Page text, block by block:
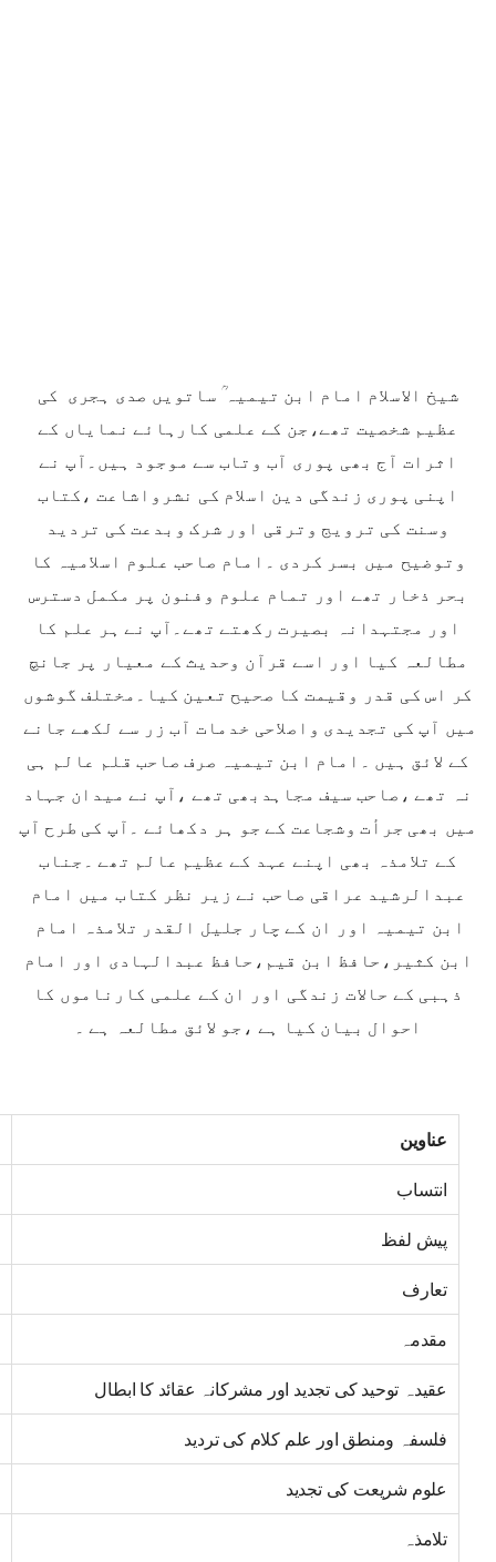
شیخ الاسلام امام ابن تیمیہ ؒ ساتویں صدی ہجری کی
عظیم شخصیت تھے،جن کے علمی کارہائے نمایاں کے
اثرات آج بھی پوری آب وتاب سے موجود ہیں۔آپ نے
اپنی پوری زندگی دین اسلام کی نشرواشاعت ،کتاب
وسنت کی ترویج وترقی اور شرک وبدعت کی تردید
وتوضیح میں بسر کردی ۔امام صاحب علوم اسلامیہ کا
بحر ذخار تھے اور تمام علوم وفنون پر مکمل دسترس
اور مجتہدانہ بصیرت رکھتے تھے۔آپ نے ہر علم کا
مطالعہ کیا اور اسے قرآن وحدیث کے معیار پر جانچ
کر اس کی قدر وقیمت کا صحیح تعین کیا۔مختلف گوشوں
میں آپ کی تجدیدی واصلاحی خدمات آب زر سے لکھے جانے
کے لائق ہیں ۔امام ابن تیمیہ صرف صاحب قلم عالم ہی
نہ تھے ،صاحب سیف مجاہدبھی تھے ،آپ نے میدان جہاد
میں بھی جرأت وشجاعت کے جو ہر دکھائے ۔آپ کی طرح آپ
کے تلامذہ بھی اپنے عہد کے عظیم عالم تھے ۔جناب
عبدالرشید عراقی صاحب نے زیر نظر کتاب میں امام
ابن تیمیہ اور ان کے چار جلیل القدر تلامذہ امام
ابن کثیر،حافظ ابن قیم،حافظ عبدالہادی اور امام
ذہبی کے حالات زندگی اور ان کے علمی کارناموں کا
احوال بیان کیا ہے ،جو لائق مطالعہ ہے ۔
عناوین
انتساب
پیش لفظ
تعارف
مقدمہ
عقیدہ توحید کی تجدید اور مشرکانہ عقائد کا ابطال
فلسفہ ومنطق اور علم کلام کی تردید
علوم شریعت کی تجدید
تلامذہ